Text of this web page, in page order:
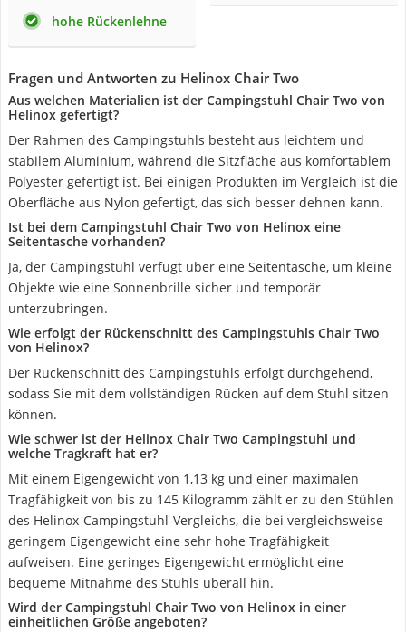
hohe Rückenlehne
Fragen und Antworten zu Helinox Chair Two
Aus welchen Materialien ist der Campingstuhl Chair Two von
Helinox gefertigt?
Der Rahmen des Campingstuhls besteht aus leichtem und
stabilem Aluminium, während die Sitzfläche aus komfortablem
Polyester gefertigt ist. Bei einigen Produkten im Vergleich ist die
Oberfläche aus Nylon gefertigt, das sich besser dehnen kann.
Ist bei dem Campingstuhl Chair Two von Helinox eine
Seitentasche vorhanden?
Ja, der Campingstuhl verfügt über eine Seitentasche, um kleine
Objekte wie eine Sonnenbrille sicher und temporär
unterzubringen.
Wie erfolgt der Rückenschnitt des Campingstuhls Chair Two
von Helinox?
Der Rückenschnitt des Campingstuhls erfolgt durchgehend,
sodass Sie mit dem vollständigen Rücken auf dem Stuhl sitzen
können.
Wie schwer ist der Helinox Chair Two Campingstuhl und
welche Tragkraft hat er?
Mit einem Eigengewicht von 1,13 kg und einer maximalen
Tragfähigkeit von bis zu 145 Kilogramm zählt er zu den Stühlen
des Helinox-Campingstuhl-Vergleichs, die bei vergleichsweise
geringem Eigengewicht eine sehr hohe Tragfähigkeit
aufweisen. Eine geringes Eigengewicht ermöglicht eine
bequeme Mitnahme des Stuhls überall hin.
Wird der Campingstuhl Chair Two von Helinox in einer
einheitlichen Größe angeboten?